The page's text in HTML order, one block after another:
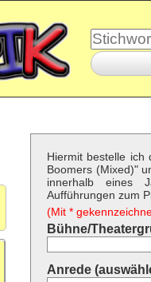
Hiermit bestelle ich
Boomers (Mixed)"
innerhalb eines
Aufführungen zum
(Mit *
Bühne/
Anrede